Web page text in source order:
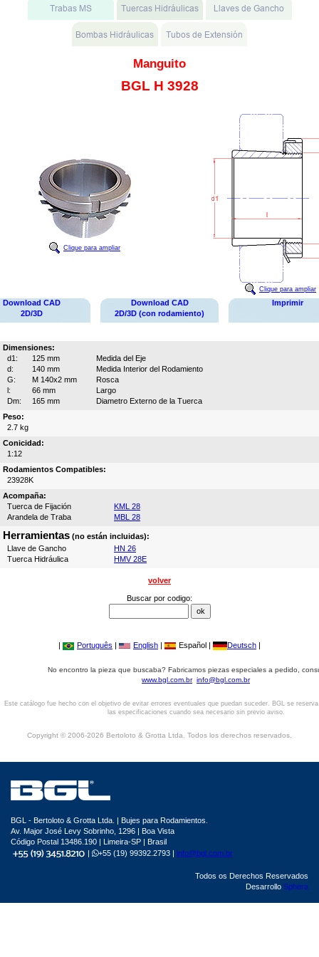
Manguito
BGL H 3928
Clique para ampliar
Clique para ampliar
Download CAD
2D/3D
Download CAD
2D/3D (con rodamiento)
Imprimir
Dimensiones:
d1:
125 mm
Medida del Eje
d:
140 mm
Medida Interior del Rodamiento
G:
M 140x2 mm
Rosca
l:
66 mm
Largo
Dm:
165 mm
Diametro Externo de la Tuerca
Peso:
2.7 kg
Conicidad:
1:12
Rodamientos Compatibles:
23928K
Acompaña:
Tuerca de Fijación
KML 28
Arandela de Traba
MBL 28
Herramientas (no están incluidas):
Llave de Gancho
HN 26
Tuerca Hidráulica
HMV 28E
volver
Buscar por codigo:
| Português | English | Español | Deutsch |
No encontro la pieza que buscaba? Fabricamos piezas especiales a pedido,
www.bgl.com.br info@bgl.com.br
Este catálogo fue hecho con el objetivo de evitar errores eventuales que puedan suceder. BGL se
las especificaciones cuando sea necesario sin previo aviso.
Copyright © 2006-2026 Bertoloto & Grotta Ltda. Todos los derechos reservados.
BGL - Bertoloto & Grotta Ltda. | Bujes para Rodamientos.
Av. Major José Levy Sobrinho, 1296 | Boa Vista
Código Postal 13486.190 | Limeira-SP | Brasil
|
+55 (19) 99392.2793 | info@bgl.com.br
Todos os Derechos Reservados
Desarrollo Sphera